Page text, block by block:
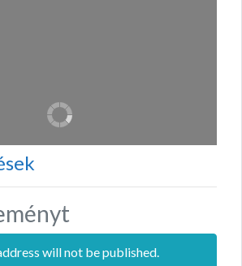
will not be published.